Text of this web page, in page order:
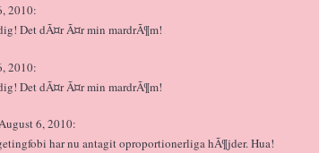
2010:
Det dÃ¤r Ã¤r min mardrÃ¶m!
2010:
Det dÃ¤r Ã¤r min mardrÃ¶m!
6, 2010:
har nu antagit oproportionerliga hÃ¶jder. Hua!